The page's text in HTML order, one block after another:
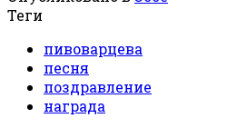
Теги
пивоварцева
песня
поздравление
награда